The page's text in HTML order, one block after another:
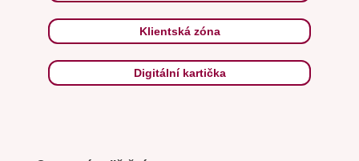
Klientská zóna
Digitální kartička